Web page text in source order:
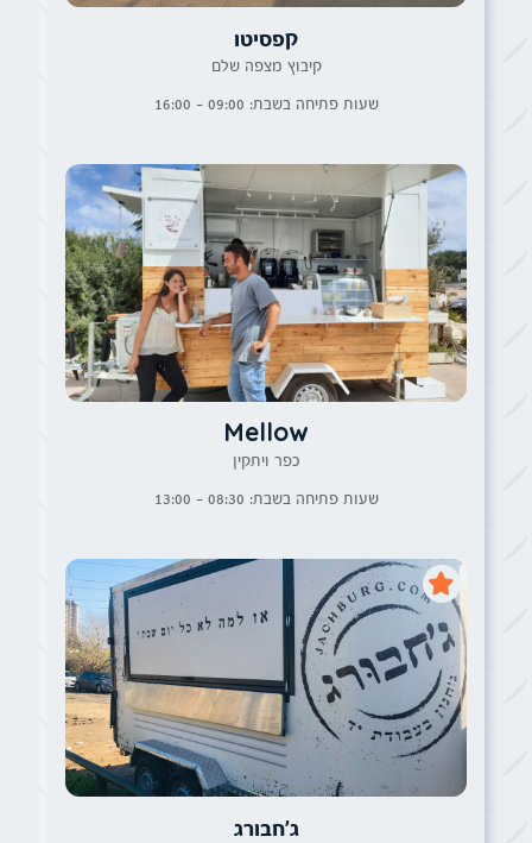
קפסיטו
קיבוץ מצפה שלם
שעות פתיחה בשבת: 09:00 - 16:00
Mellow
כפר ויתקין
שעות פתיחה בשבת: 08:30 - 13:00
ג׳חבורג